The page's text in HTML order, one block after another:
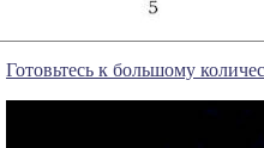
Готовьтесь к большому